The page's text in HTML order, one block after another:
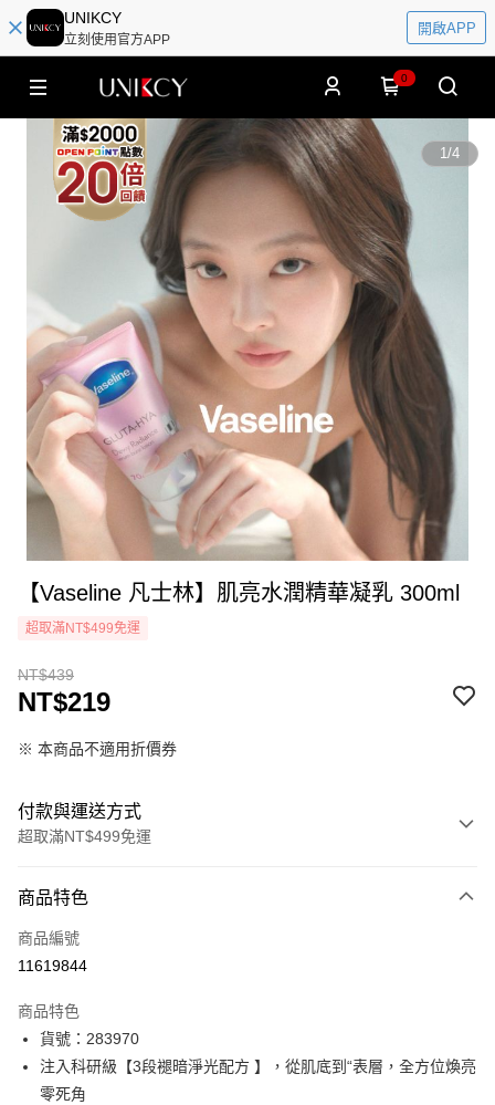
UNIKCY
立刻使用官方APP
開啟APP
0
1/4
【Vaseline 凡士林】肌亮水潤精華凝乳 300ml
超取滿NT$499免運
NT$439
NT$219
※ 本商品不適用折價券
付款與運送方式
超取滿NT$499免運
icash Pay
信用卡一次付款
LINE Pay
Apple Pay
商品特色
商品編號
11619844
商品特色
貨號：283970
注入科研級【3段褪暗淨光配方 】，從肌底到“表層，全方位煥亮
零死角